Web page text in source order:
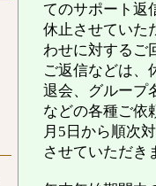
てのサポート返
休止させていた
わせに対するご
ご返信などは、
退会、グループ
などの各種ご依
月5日から順次
させていただき